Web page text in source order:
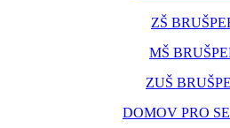
ZŠ
MŠ
ZUŠ
DOMOV PRO